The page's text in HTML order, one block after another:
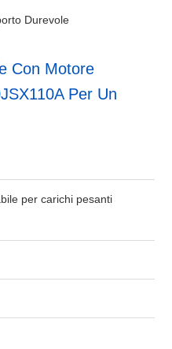
Durevole
Con Motore
Per Un
per carichi pesanti